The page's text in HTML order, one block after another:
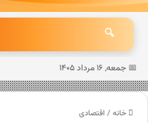
🔍
📅 جمعه, ۱۶ مرداد ۱۴۰۵
خانه / اقتصادی